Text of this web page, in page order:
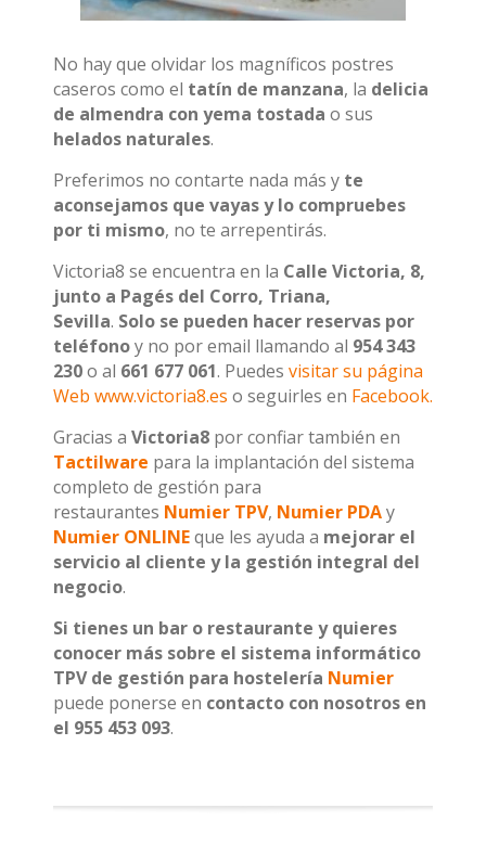
No hay que olvidar los magníficos postres
caseros como el tatín de manzana, la delicia
de almendra con yema tostada o sus
helados naturales.
Preferimos no contarte nada más y te
aconsejamos que vayas y lo compruebes
por ti mismo, no te arrepentirás.
Victoria8 se encuentra en la Calle Victoria, 8,
junto a Pagés del Corro, Triana,
Sevilla. Solo se pueden hacer reservas por
teléfonoy no por email llamando al 954 343
230o al 661 677 061. Puedes visitar su página
Web www.victoria8.es o seguirles en Facebook.
Gracias a Victoria8 por confiar también en
Tactilware para la implantación del sistema
completo de gestión para
restaurantes Numier TPV, Numier PDAy
Numier ONLINEque les ayuda a mejorar el
servicio al cliente y la gestión integral del
negocio.
Si tienes un bar o restaurante y quieres
conocer más sobre el sistema informático
TPV de gestión para hostelería Numier
puede ponerse en contacto con nosotros en
el 955 453 093.